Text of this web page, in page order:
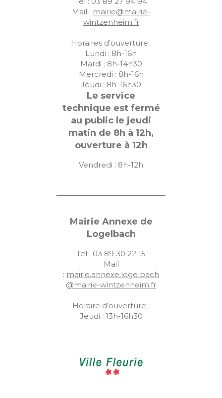
Mail : mairie@mairie-
wintzenheim.fr
Horaires d’ouverture :
Lundi : 8h-16h
Mardi : 8h-14h30
Mercredi : 8h-16h
Jeudi : 8h-16h30
Le service
technique est fermé
au public le jeudi
matin de 8h à 12h,
ouverture à 12h
Vendredi : 8h-12h
Mairie Annexe de
Logelbach
Tel : 03 89 30 22 15
Mail
: mairie.annexe.logelbach
@mairie-wintzenheim.fr
Horaire d’ouverture :
Jeudi : 13h-16h30